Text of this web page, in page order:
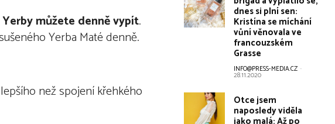
můžete denně vypít.
Yerba Maté denně.
než spojení křehkého
dnes si plní sen:
Kristína se míchání
vůní věnovala ve
francouzském
Grasse
INFO@PRESS-MEDIA.CZ -
28.11.2020
Otce jsem
naposledy viděla